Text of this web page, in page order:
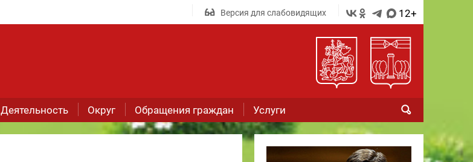
Версия для слабовидящих 12+
Деятельность Округ Обращения граждан Услуги